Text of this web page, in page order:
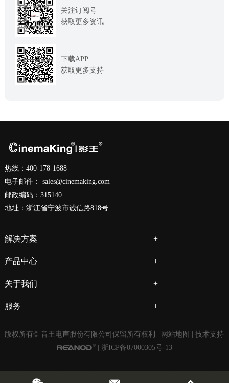
关注订阅号
获取更多资讯
下载APP
获取更多支持
热线：400-178-1688
电子邮件： sales@cinemaking.com
邮政编码：315140
地址：浙江省宁波市诚信路818号
解决方案
产品中心
关于我们
服务
版权所有© 音王电声股份有限公司保留所有权利 | 网站地图
| 技术支持
浙ICP备07000305号-13